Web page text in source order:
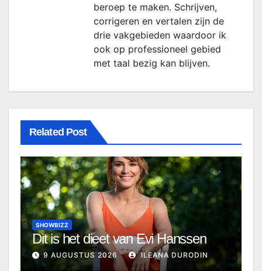
beroep te maken. Schrijven,
corrigeren en vertalen zijn de
drie vakgebieden waardoor ik
ook op professioneel gebied
met taal bezig kan blijven.
Related Post
SHOWBIZZ
Dit is het dieet van Evi Hanssen
9 AUGUSTUS 2026 ILEANA DURODIN